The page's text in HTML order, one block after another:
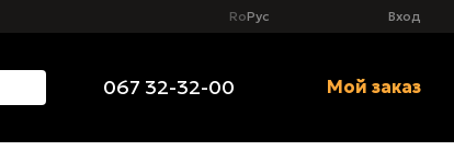
RoРус Вход
067 32-32-00 Мой заказ